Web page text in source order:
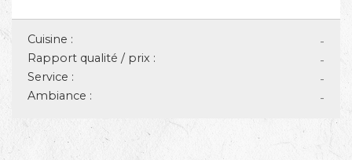
-
Cuisine :
-
Rapport qualité / prix :
-
Service :
-
Ambiance :